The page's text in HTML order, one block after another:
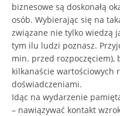
biznesowe są doskonałą
osób. Wybierając się na
związane nie tylko wiedzą
tym ilu ludzi poznasz.
min. przed rozpoczęciem),
kilkanaście wartościowych
doświadczeniami.
Idąc na wydarzenie
– nawiązywać kontakt